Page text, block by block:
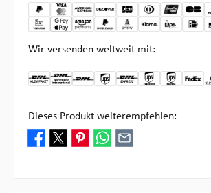
Wir versenden weltweit mit:
Dieses Produkt weiterempfehlen: